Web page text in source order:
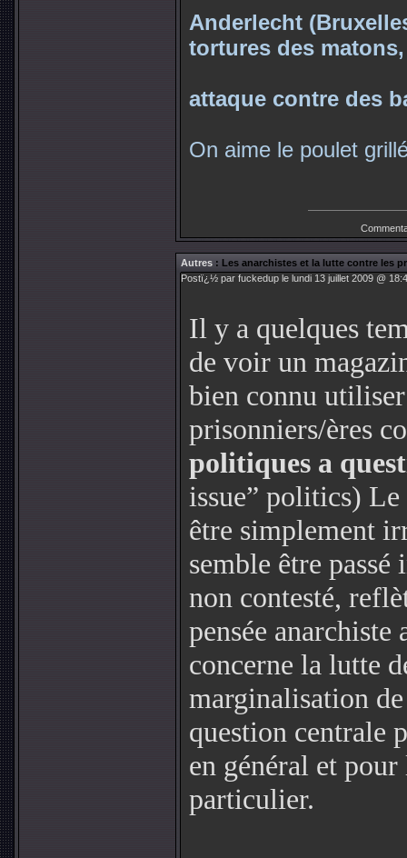
Anderlecht
tortures des
attaque contre des
On aime le poulet
Autres : Les anarchistes et la lutte contre les
Postï¿½ par fuckedup le lundi 13 juillet 2009 @
Il y a quelques
de voir un
bien connu
prisonniers/ères
politiques a
issue” politics)
être simplement
semble être
non contesté,
pensée anarchiste
concerne la lutte
marginalisation
question centrale
en général et pour
particulier.